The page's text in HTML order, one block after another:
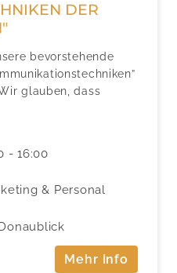
DER
bevorstehende
glauben, dass
- 16:00
& Personal
Mehr Info